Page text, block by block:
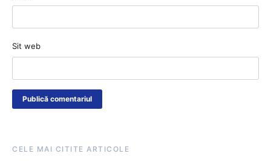
Sit web
CELE MAI CITITE ARTICOLE